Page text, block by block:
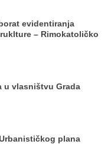
evidentiranja
– Rimokatoličko
u vlasništvu Grada
plana